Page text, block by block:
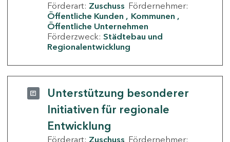
Förderart: Zuschuss Fördernehmer:
Öffentliche Kunden
Kommunen
Öffentliche Unternehmen
Förderzweck: Städtebau und
Regionalentwicklung
Unterstützung besonderer
Initiativen für regionale
Entwicklung
Förderart: Zuschuss Fördernehmer: